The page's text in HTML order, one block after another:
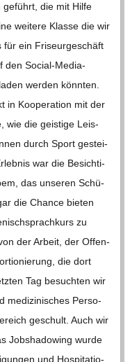
die mit Hilfe
wei­tere Klasse die wir
für ein Fri­seur­ge­schäft
den Social-Media-
wer­den könn­ten.
in Koope­ra­tion mit der
wie die geis­tige Leis­
durch Sport gestei­
war die Besich­ti­
das unse­ren Schü­
die Chance bie­ten
zu
der Arbeit, der Offen­
die dort
Tag besuch­ten wir
medi­zi­ni­sches Per­so­
geschult. Auch wir
Job­sha­dowing wurde
und Hos­pi­ta­tio­